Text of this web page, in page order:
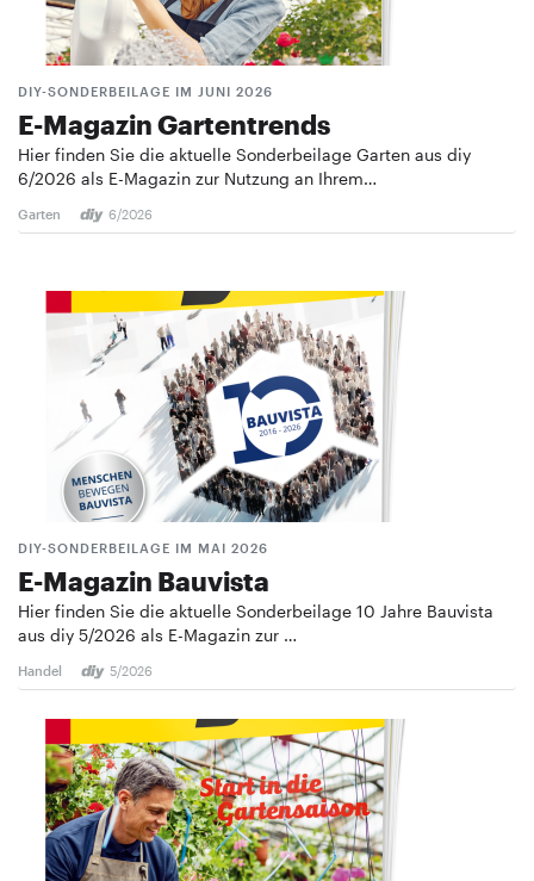
DIY-SONDERBEILAGE IM JUNI 2026
E-Magazin Gartentrends
Hier finden Sie die aktuelle Sonderbeilage Garten aus diy
6/2026 als E-Magazin zur Nutzung an Ihrem…
Garten 6/2026
DIY-SONDERBEILAGE IM MAI 2026
E-Magazin Bauvista
Hier finden Sie die aktuelle Sonderbeilage 10 Jahre Bauvista
aus diy 5/2026 als E-Magazin zur …
Handel 5/2026